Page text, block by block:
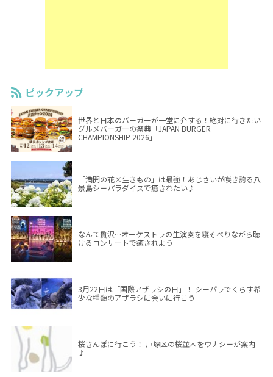
ピックアップ
世界と日本のバーガーが一堂に介する！絶対に行きたい
グルメバーガーの祭典「JAPAN BURGER
CHAMPIONSHIP 2026」
「満開の花×生きもの」は最強！あじさいが咲き誇る八
景島シーパラダイスで癒されたい♪
なんて贅沢…オーケストラの生演奏を寝そべりながら聴
けるコンサートで癒されよう
3月22日は「国際アザラシの日」！ シーパラでくらす希
少な種類のアザラシに会いに行こう
桜さんぽに行こう！ 戸塚区の桜並木をウナシーが案内
♪